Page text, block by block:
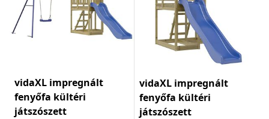
vidaXL impregnált
fenyőfa kültéri
játszószett
vidaXL impregnált
fenyőfa kültéri
játszószett